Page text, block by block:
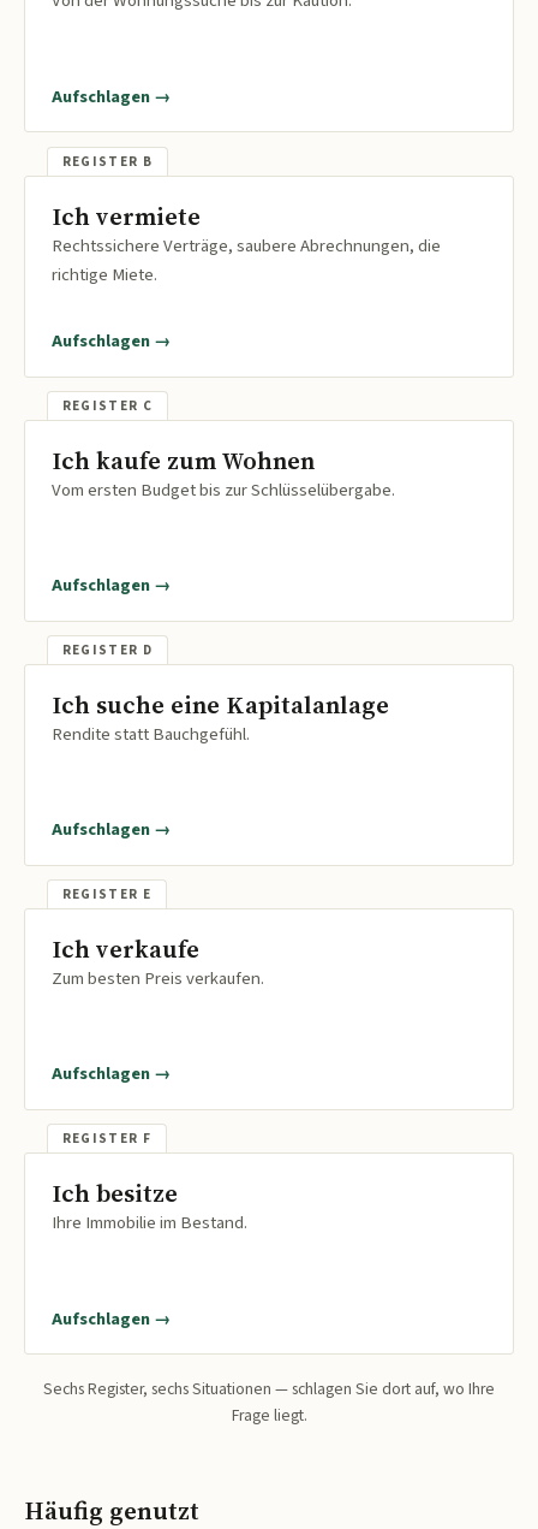
Aufschlagen →
Ich vermiete
Rechtssichere Verträge, saubere Abrechnungen, die
richtige Miete.
Aufschlagen →
Ich kaufe zum Wohnen
Vom ersten Budget bis zur Schlüsselübergabe.
Aufschlagen →
Ich suche eine Kapitalanlage
Rendite statt Bauchgefühl.
Aufschlagen →
Ich verkaufe
Zum besten Preis verkaufen.
Aufschlagen →
Ich besitze
Ihre Immobilie im Bestand.
Aufschlagen →
Sechs Register, sechs Situationen — schlagen Sie dort auf, wo Ihre
Frage liegt.
Häufig genutzt